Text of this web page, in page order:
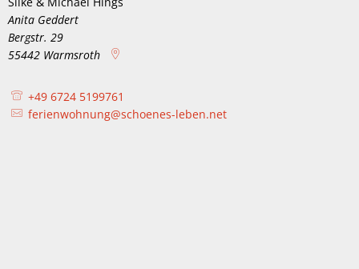
Anita Geddert
Bergstr. 29
55442 Warmsroth
+49 6724 5199761
ferienwohnung@schoenes-leben.net